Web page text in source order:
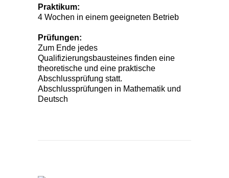
Praktikum:
4 Wochen in einem geeigneten Betrieb
Prüfungen:
Zum Ende jedes
Qualifizierungsbausteines finden eine
theoretische und eine praktische
Abschlussprüfung statt.
Abschlussprüfungen in Mathematik und
Deutsch